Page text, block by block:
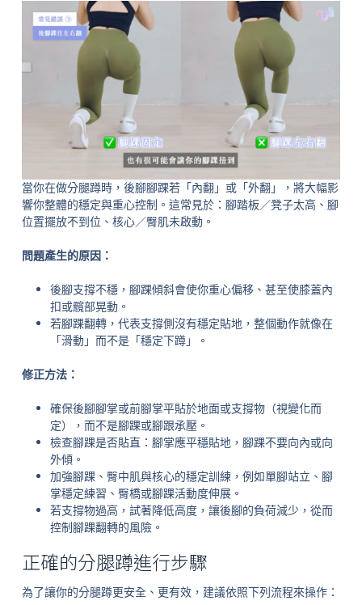
當你在做分腿蹲時，後腳腳踝若「內翻」或「外翻」，將大幅影
響你整體的穩定與重心控制。這常見於：腳踏板／凳子太高、腳
位置擺放不到位、核心／臀肌未啟動。
問題產生的原因：
後腳支撐不穩，腳踝傾斜會使你重心偏移、甚至使膝蓋內
扣或髖部晃動。
若腳踝翻轉，代表支撐側沒有穩定貼地，整個動作就像在
「滑動」而不是「穩定下蹲」。
修正方法：
確保後腳腳掌或前腳掌平貼於地面或支撐物（視變化而
定），而不是腳踝或腳跟承壓。
檢查腳踝是否貼直：腳掌應平穩貼地，腳踝不要向內或向
外傾。
加強腳踝、臀中肌與核心的穩定訓練，例如單腳站立、腳
掌穩定練習、臀橋或腳踝活動度伸展。
若支撐物過高，試著降低高度，讓後腳的負荷減少，從而
控制腳踝翻轉的風險。
正確的分腿蹲進行步驟
為了讓你的分腿蹲更安全、更有效，建議依照下列流程來操作：